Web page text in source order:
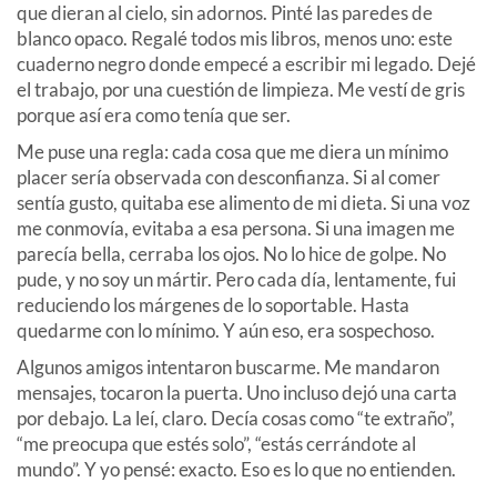
que dieran al cielo, sin adornos. Pinté las paredes de
blanco opaco. Regalé todos mis libros, menos uno: este
cuaderno negro donde empecé a escribir mi legado. Dejé
el trabajo, por una cuestión de limpieza. Me vestí de gris
porque así era como tenía que ser.
Me puse una regla: cada cosa que me diera un mínimo
placer sería observada con desconfianza. Si al comer
sentía gusto, quitaba ese alimento de mi dieta. Si una voz
me conmovía, evitaba a esa persona. Si una imagen me
parecía bella, cerraba los ojos. No lo hice de golpe. No
pude, y no soy un mártir. Pero cada día, lentamente, fui
reduciendo los márgenes de lo soportable. Hasta
quedarme con lo mínimo. Y aún eso, era sospechoso.
Algunos amigos intentaron buscarme. Me mandaron
mensajes, tocaron la puerta. Uno incluso dejó una carta
por debajo. La leí, claro. Decía cosas como “te extraño”,
“me preocupa que estés solo”, “estás cerrándote al
mundo”. Y yo pensé: exacto. Eso es lo que no entienden.